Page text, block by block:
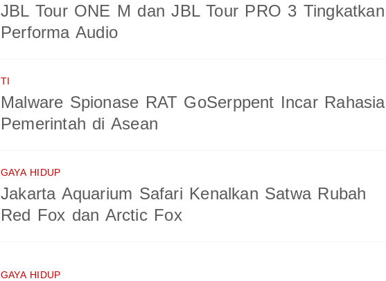
JBL Tour ONE M dan JBL Tour PRO 3 Tingkatkan
Performa Audio
TI
Malware Spionase RAT GoSerppent Incar Rahasia
Pemerintah di Asean
GAYA HIDUP
Jakarta Aquarium Safari Kenalkan Satwa Rubah
Red Fox dan Arctic Fox
GAYA HIDUP